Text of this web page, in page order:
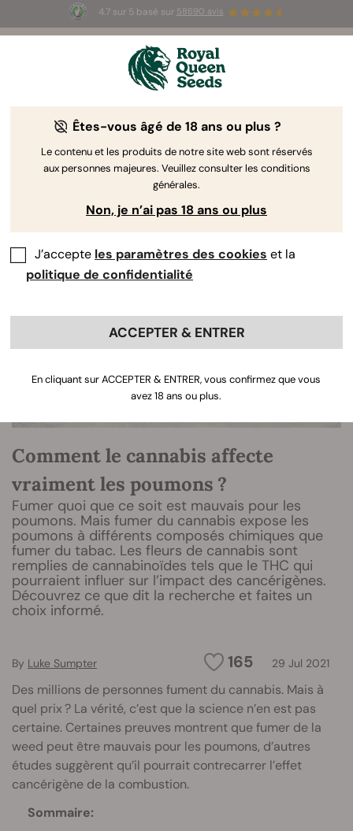
4.7 sur 5 basé sur 58690 avis
☀️ Summer Sales : jusqu'à -50 % sur
certains produits ! ⏤
The RQS Blog
Articles Cannabis Lifestyle
Comment le cannabis affecte
vraiment les poumons ?
Fumer quoi que ce soit est mauvais pour les
poumons. Mais fumer du cannabis expose les
poumons à différents composés chimiques que
fumer du tabac. Les fleurs de cannabis sont
remplies de cannabinoïdes tels que le THC qui
pourraient influer sur l’impact des cancérigènes.
Découvrez ce que dit la recherche et faites un
choix informé.
165 29 Jul 2021
By Luke Sumpter
Des millions de personnes fument du cannabis. Mais à
quel prix ? La vérité, c’est que la science n’en est pas
certaine. Certaines preuves montrent que fumer de la
weed peut être mauvais pour les poumons, d’autres
études suggèrent qu’il pourrait contrecarrer l’effet
cancérigène de la combustion.
Sommaire:
Êtes-vous âgé de 18 ans ou plus ?
Le contenu et les produits de notre site web sont réservés
aux personnes majeures. Veuillez consulter les conditions
générales.
Non, je n’ai pas 18 ans ou plus
J’accepte les paramètres des cookies et la
politique de confidentialité
ACCEPTER & ENTRER
En cliquant sur ACCEPTER & ENTRER, vous confirmez que vous
avez 18 ans ou plus.